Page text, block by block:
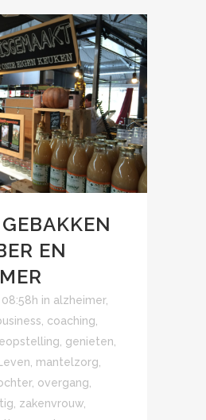
GEBAKKEN
EN
in alzheimer,
coaching
genieten
Leven mantelzorg
, overgang
zakenvrouw